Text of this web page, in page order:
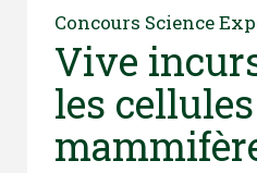
Concours Science
Vive
les